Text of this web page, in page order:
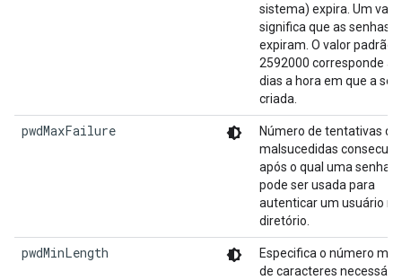
sistema) expira. Um
significa que as senhas
expiram. O valor padrão
2592000 corresponde a
dias a hora em que a
criada.
pwdMaxFailure
Número de tentativas de
malsucedidas
após o qual uma senha
pode ser usada para
autenticar um usuário no
diretório.
pwdMinLength
Especifica o número
de caracteres